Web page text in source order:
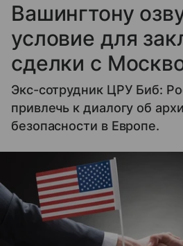
Вашингтону
условие для
сделки с
Экс-сотрудник ЦРУ Биб:
привлечь к диалогу об
безопасности в Европе.